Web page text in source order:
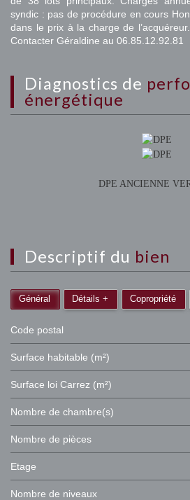
syndic : pas de procédure en cours
dans le prix à la charge de
Contacter Géraldine au 06.85.12.92.81
diagnostics de
énergétique
DPE ANCIENNE
descriptif du bien
Général Détails + Copropriété
Code postal
Surface habitable (m²)
Surface loi Carrez (m²)
Nombre de chambre(s)
Nombre de pièces
Etage
Nombre de niveaux